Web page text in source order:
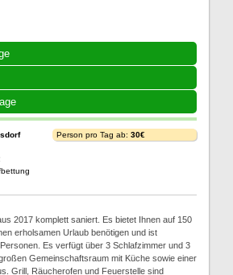
Person pro Tag ab: 30€
2017 komplett saniert. Es bietet Ihnen auf 150
erholsamen Urlaub benötigen und ist
Es verfügt über 3 Schlafzimmer und 3
Gemeinschaftsraum mit Küche sowie einer
Grill, Räucherofen und Feuerstelle sind